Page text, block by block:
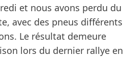
et nous avons perdu du
avec des pneus différents
Le résultat demeure
lors du dernier rallye en